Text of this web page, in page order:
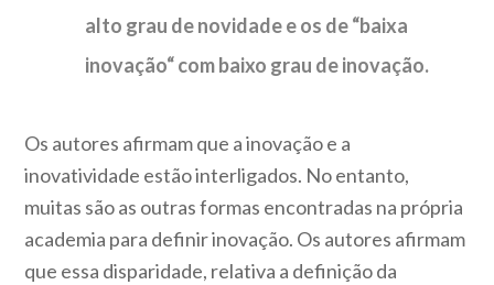
alto grau de novidade e os de “baixa
inovação“ com baixo grau de inovação.
Os autores afirmam que a inovação e a
inovatividade estão interligados. No entanto,
muitas são as outras formas encontradas na própria
academia para definir inovação. Os autores afirmam
que essa disparidade, relativa a definição da